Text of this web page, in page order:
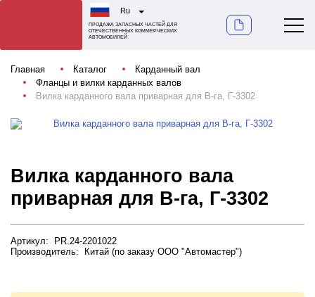
Ru
ПРОДАЖА ЗАПАСНЫХ ЧАСТЕЙ ДЛЯ
ОТЕЧЕСТВЕННЫХ КОММЕРЧЕСКИХ
АВТОМОБИЛЕЙ
Главная Каталог
Карданный вал
Фланцы и вилки карданных валов
Вилка карданного вала приварная для В-га, Г-3302
Вилка карданного вала
приварная для В-га, Г-3302
Артикул: PR.24-2201022
Производитель: Китай (по заказу ООО "Автомастер")